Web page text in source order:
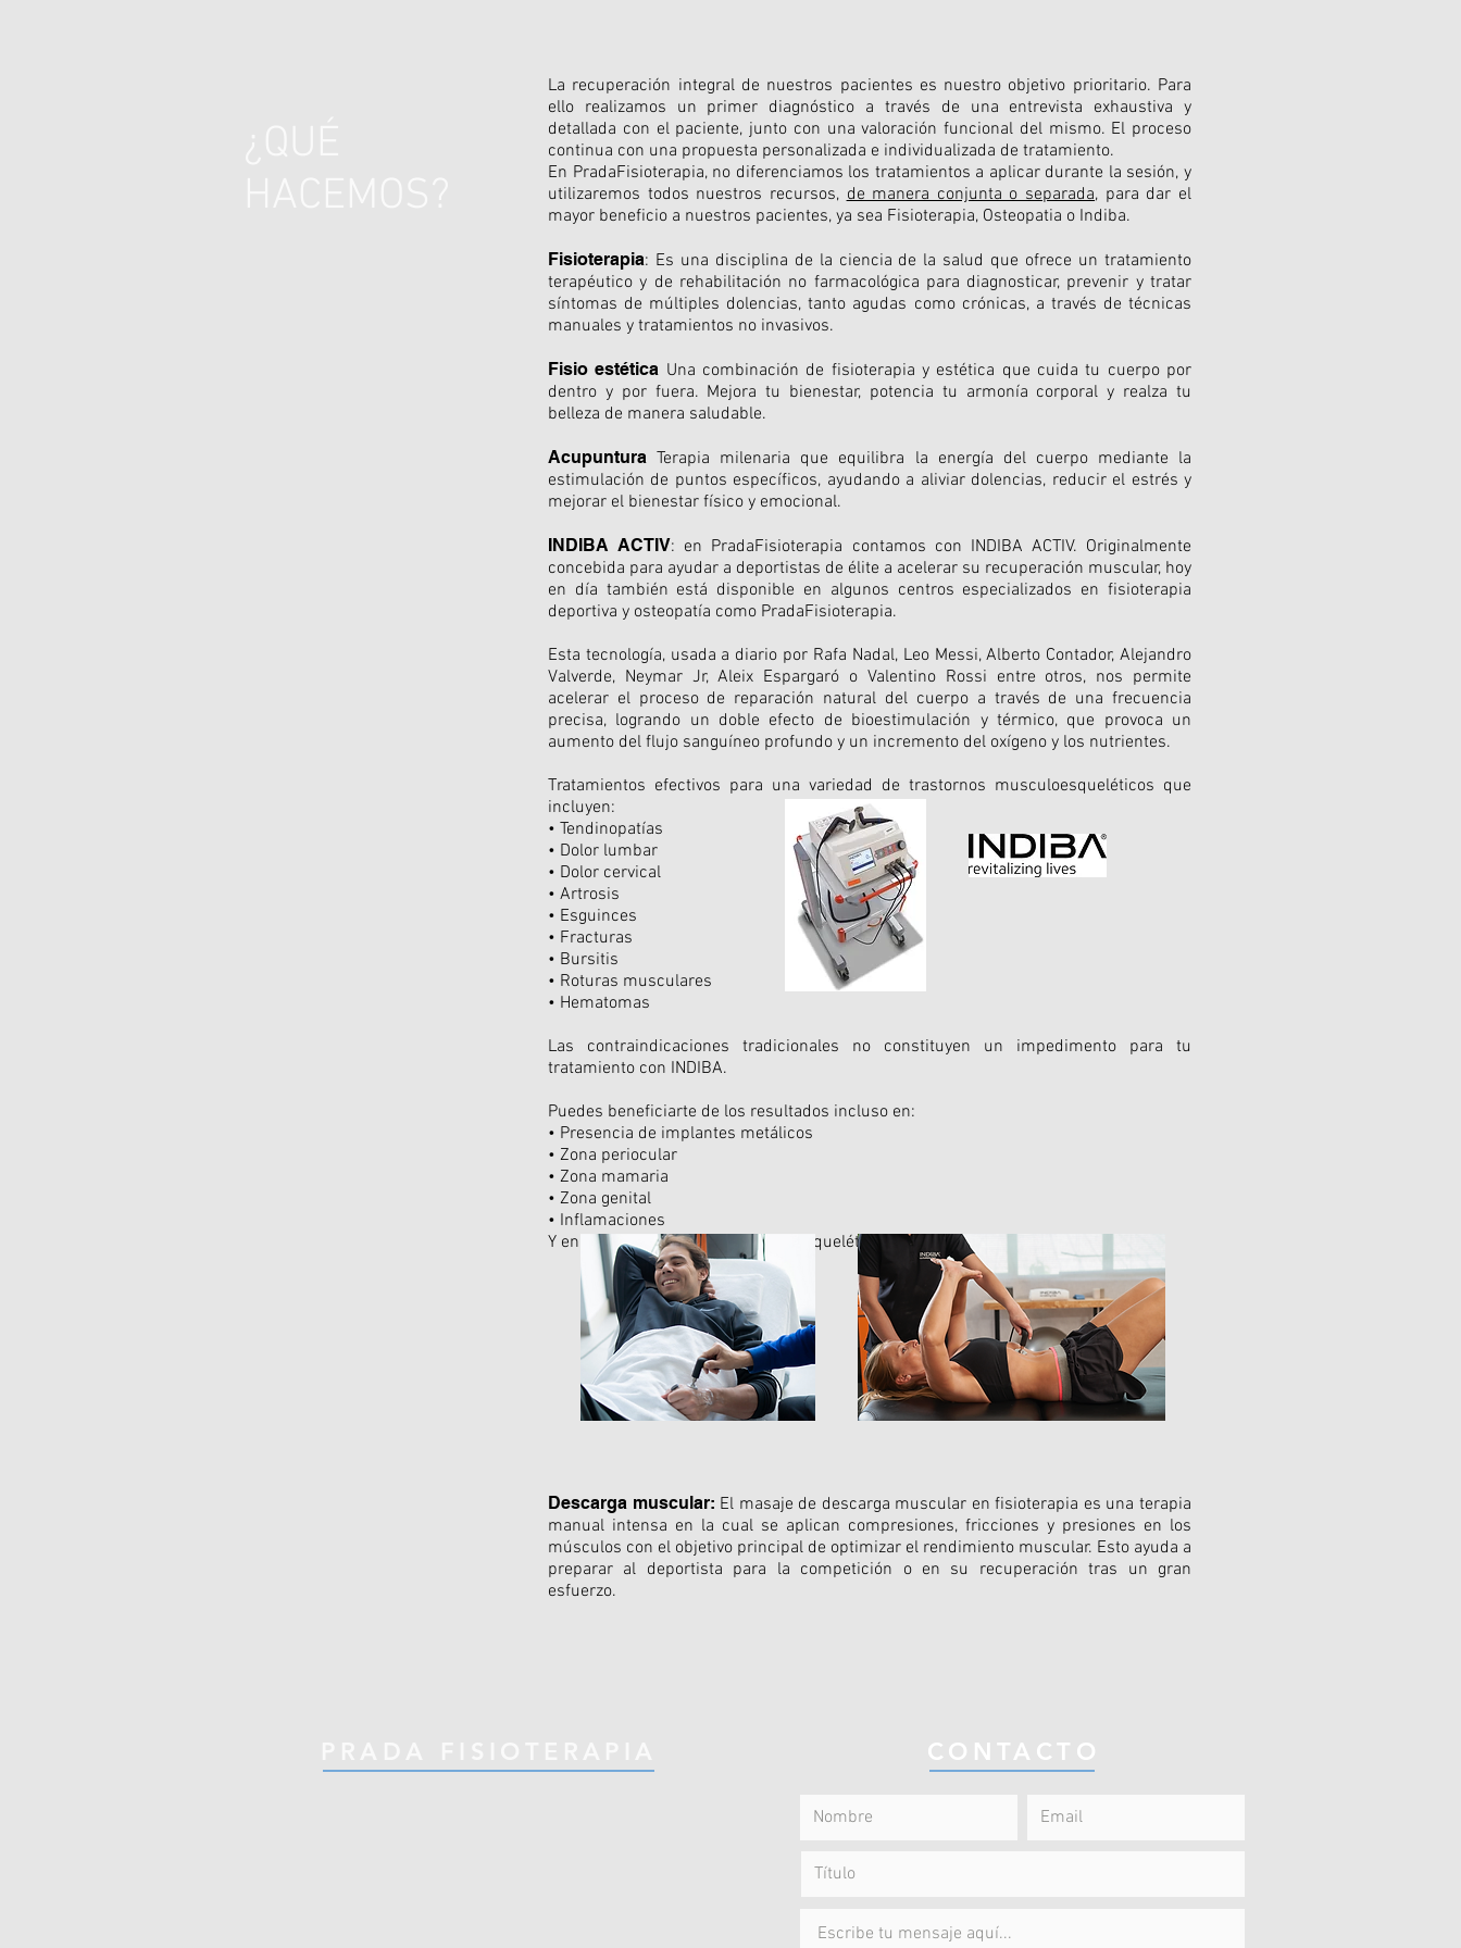
La recuperación integral de nuestros pacientes es nuestro objetivo prioritario. Para
ello realizamos un primer diagnóstico a través de una entrevista exhaustiva y
detallada con el paciente, junto con una valoración funcional del mismo. El proceso
continua con una propuesta personalizada e individualizada de tratamiento.
En PradaFisioterapia, no diferenciamos los tratamientos a aplicar durante la sesión, y
utilizaremos todos nuestros recursos,de manera conjunta o separada, para dar el
mayor beneficio a nuestros pacientes, ya sea Fisioterapia, Osteopatia o Indiba.
Fisioterapia: Es una disciplina de la ciencia de la salud que ofrece un tratamiento
terapéutico y de rehabilitación no farmacológica para diagnosticar, prevenir y tratar
síntomas de múltiples dolencias, tanto agudas como crónicas, a través de técnicas
manuales y tratamientos no invasivos.
Fisio estética Una combinación de fisioterapia y estética que cuida tu cuerpo por
dentro y por fuera. Mejora tu bienestar, potencia tu armonía corporal y realza tu
belleza de manera saludable.
AcupunturaTerapia milenaria que equilibra la energía del cuerpo mediante la
estimulación de puntos específicos, ayudando a aliviar dolencias, reducir el estrés y
mejorar el bienestar físico y emocional.
INDIBA ACTIV: en PradaFisioterapia contamos con INDIBA ACTIV. Originalmente
concebida para ayudar a deportistas de élite a acelerar su recuperación muscular, hoy
en día también está disponible en algunos centros especializados en fisioterapia
deportiva y osteopatía como PradaFisioterapia.
Esta tecnología, usada a diario por Rafa Nadal, Leo Messi, Alberto Contador, Alejandro
Valverde, Neymar Jr, Aleix Espargaró o Valentino Rossi entre otros, nos permite
acelerar el proceso de reparación natural del cuerpo a través de una frecuencia
precisa, logrando un doble efecto de bioestimulación y térmico, que provoca un
aumento del flujo sanguíneo profundo y un incremento del oxígeno y los nutrientes.
Tratamientos efectivos para una variedad de trastornos musculoesqueléticos que
incluyen:
• Tendinopatías
• Dolor lumbar
• Dolor cervical
• Artrosis
• Esguinces
• Fracturas
• Bursitis
• Roturas musculares
• Hematomas
Las contraindicaciones tradicionales no constituyen un impedimento para tu
tratamiento con INDIBA.
Puedes beneficiarte de los resultados incluso en:
• Presencia de implantes metálicos
• Zona periocular
• Zona mamaria
• Zona genital
• Inflamaciones
Y en cualquier patología musculoesquelética en cualquier momento de la sesión
Descarga muscular: El masaje de descarga muscular en fisioterapia es una terapia
manual intensa en la cual se aplican compresiones, fricciones y presiones en los
músculos con el objetivo principal de optimizar el rendimiento muscular. Esto ayuda a
preparar al deportista para la competición o en su recuperación tras un gran
esfuerzo.
CONTACTO